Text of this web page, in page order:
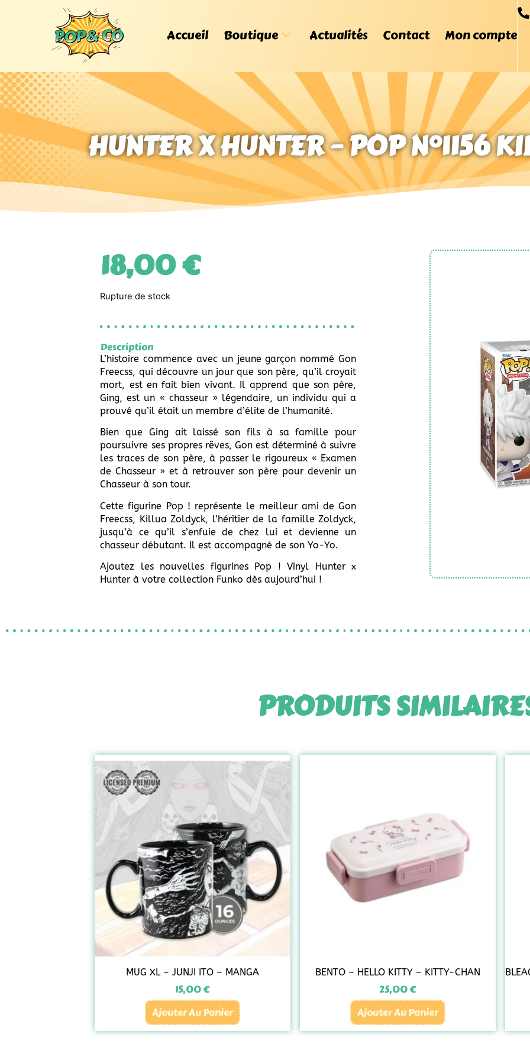
Accueil Boutique Actualités Contact Mon compte
HUNTER X HUNTER – POP N°1156
18,00€
Rupture de stock
Description
L’histoire commence avec un jeune garçon nommé Gon
Freecss, qui découvre un jour que son père, qu’il croyait
mort, est en fait bien vivant. Il apprend que son père,
Ging, est un « chasseur » légendaire, un individu qui a
prouvé qu’il était un membre d’élite de l’humanité.
Bien que Ging ait laissé son fils à sa famille pour
poursuivre ses propres rêves, Gon est déterminé à suivre
les traces de son père, à passer le rigoureux « Examen
de Chasseur » et à retrouver son père pour devenir un
Chasseur à son tour.
Cette figurine Pop ! représente le meilleur ami de Gon
Freecss, Killua Zoldyck, l’héritier de la famille Zoldyck,
jusqu’à ce qu’il s’enfuie de chez lui et devienne un
chasseur débutant. Il est accompagné de son Yo-Yo.
Ajoutez les nouvelles figurines Pop ! Vinyl Hunter x
Hunter à votre collection Funko dès aujourd’hui !
PRODUITS
MUG XL – JUNJI ITO – MANGA
15,00€
Ajouter Au Panier
BENTO – HELLO KITTY – KITTY-CHAN
25,00€
Ajouter Au Panier